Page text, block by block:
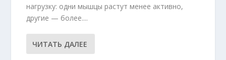
нагрузку: одни мышцы растут менее активно,
другие — более....
ЧИТАТЬ ДАЛЕЕ